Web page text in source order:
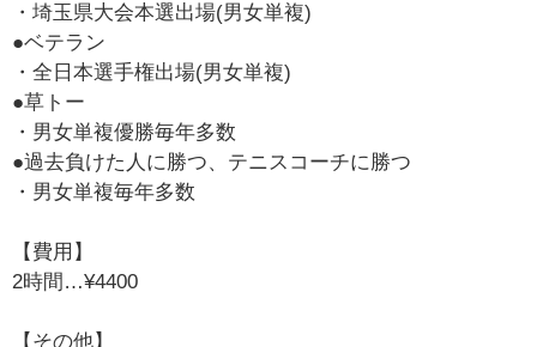
・埼玉県大会本選出場(男女単複)
●ベテラン
・全日本選手権出場(男女単複)
●草トー
・男女単複優勝毎年多数
●過去負けた人に勝つ、テニスコーチに勝つ
・男女単複毎年多数
【費用】
2時間…¥4400
【その他】